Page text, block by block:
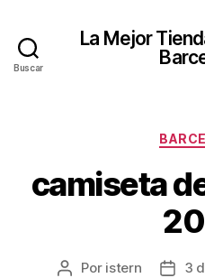
Buscar
La Mejor
camiseta
Autor
Por istern
Fecha
3